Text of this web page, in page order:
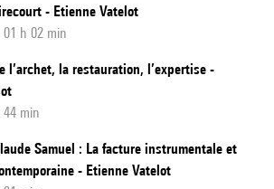
- Etienne Vatelot
h 02 min
l’archet, la restauration, l’expertise -
min
Samuel : La facture instrumentale et
- Etienne Vatelot